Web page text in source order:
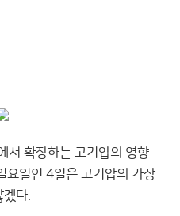
서 확장하는 고기압의 영향
요일인 4일은 고기압의 가장
겠다.